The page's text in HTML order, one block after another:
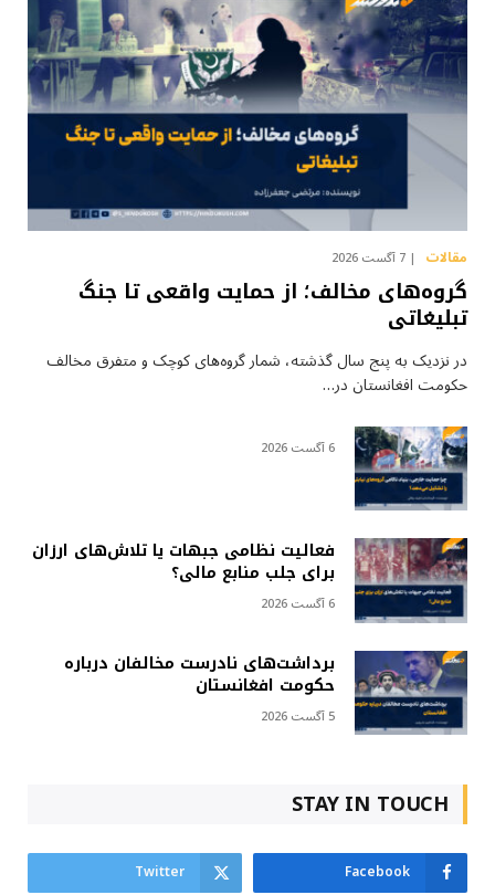
مقالات 7 آگست 2026
گروه‌های مخالف؛ از حمایت واقعی تا جنگ
تبلیغاتی
در نزدیک به پنج سال گذشته، شمار گروه‌های کوچک و متفرق مخالف
حکومت افغانستان در…
6 آگست 2026
فعالیت نظامی جبهات یا تلاش‌های ارزان
برای جلب منابع مالی؟
6 آگست 2026
برداشت‌های نادرست مخالفان درباره
حکومت افغانستان
5 آگست 2026
STAY IN TOUCH
Facebook
Twitter